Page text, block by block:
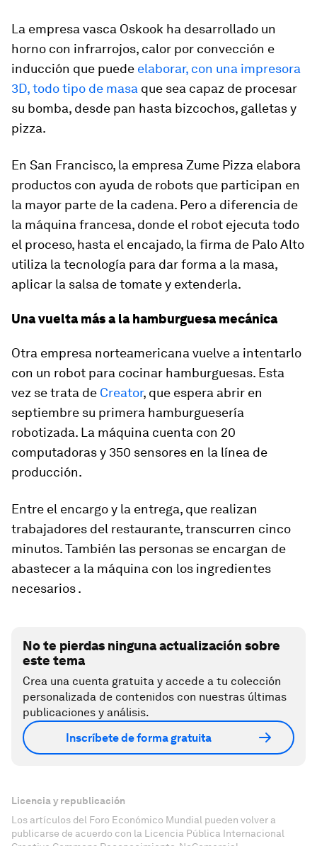
La empresa vasca Oskook ha desarrollado un
horno con infrarrojos, calor por convección e
inducción que puede elaborar, con una impresora
3D, todo tipo de masa que sea capaz de procesar
su bomba, desde pan hasta bizcochos, galletas y
pizza.
En San Francisco, la empresa Zume Pizza elabora
productos con ayuda de robots que participan en
la mayor parte de la cadena. Pero a diferencia de
la máquina francesa, donde el robot ejecuta todo
el proceso, hasta el encajado, la firma de Palo Alto
utiliza la tecnología para dar forma a la masa,
aplicar la salsa de tomate y extenderla.
Una vuelta más a la hamburguesa mecánica
Otra empresa norteamericana vuelve a intentarlo
con un robot para cocinar hamburguesas. Esta
vez se trata de Creator, que espera abrir en
septiembre su primera hamburguesería
robotizada. La máquina cuenta con 20
computadoras y 350 sensores en la línea de
producción.
Entre el encargo y la entrega, que realizan
trabajadores del restaurante, transcurren cinco
minutos. También las personas se encargan de
abastecer a la máquina con los ingredientes
necesarios .
No te pierdas ninguna actualización sobre
este tema
Crea una cuenta gratuita y accede a tu colección
personalizada de contenidos con nuestras últimas
publicaciones y análisis.
Inscríbete de forma gratuita
Licencia y republicación
Los artículos del Foro Económico Mundial pueden volver a
publicarse de acuerdo con la Licencia Pública Internacional